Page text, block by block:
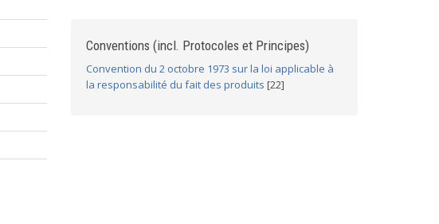
Conventions (incl. Protocoles et Principes)
Convention du 2 octobre 1973 sur la loi applicable à
la responsabilité du fait des produits [22]